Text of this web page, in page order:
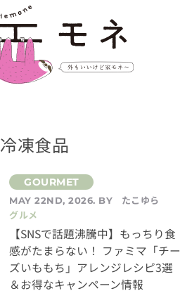
冷凍食品
MAY 22ND, 2026. BY
たこゆら
グルメ
【SNSで話題沸騰中】もっちり食
感がたまらない！ ファミマ「チー
ズいももち」アレンジレシピ3選
＆お得なキャンペーン情報